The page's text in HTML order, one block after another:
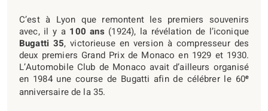
C’est à Lyon que remontent les premiers souvenirs
avec, il y a 100 ans(1924), la révélation de l’iconique
Bugatti 35, victorieuse en version à compresseur des
deux premiers Grand Prix de Monaco en 1929 et 1930.
L’Automobile Club de Monaco avait d’ailleurs organisé
en 1984 une course de Bugatti afin de célébrer le 60e
anniversaire de la 35.